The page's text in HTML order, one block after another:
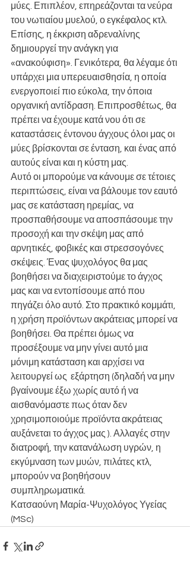
μύες. Επιπλέον, επηρεάζονται τα νεύρα
του νωτιαίου μυελού, ο εγκέφαλος κτλ.
Επίσης, η έκκριση αδρεναλίνης
δημιουργεί την ανάγκη για
«ανακούφιση». Γενικότερα, θα λέγαμε ότι
υπάρχει μια υπερευαισθησία, η οποία
ενεργοποιεί πιο εύκολα, την όποια
οργανική αντίδραση. Επιπροσθέτως, θα
πρέπει να έχουμε κατά νου ότι σε
καταστάσεις έντονου άγχους όλοι μας οι
μύες βρίσκονται σε ένταση, και ένας από
αυτούς είναι και η κύστη μας.
Αυτό οι μπορούμε να κάνουμε σε τέτοιες
περιπτώσεις, είναι να βάλουμε τον εαυτό
μας σε κατάσταση ηρεμίας, να
προσπαθήσουμε να αποσπάσουμε την
προσοχή και την σκέψη μας από
αρνητικές, φοβικές και στρεσσογόνες
σκέψεις. Ένας ψυχολόγος θα μας
βοηθήσει να διαχειριστούμε το άγχος
μας και να εντοπίσουμε από που
πηγάζει όλο αυτό. Στο πρακτικό κομμάτι,
η χρήση προϊόντων ακράτειας μπορεί να
βοηθήσει. Θα πρέπει όμως να
προσέξουμε να μην γίνει αυτό μια
μόνιμη κατάσταση και αρχίσει να
λειτουργεί ως  εξάρτηση (δηλαδή να μην
βγαίνουμε έξω χωρίς αυτό ή να
αισθανόμαστε πως όταν δεν
χρησιμοποιούμε προϊόντα ακράτειας
αυξάνεται το άγχος μας ). Αλλαγές στην
διατροφή, την κατανάλωση υγρών, η
εκγύμναση των μυών, πιλάτες κτλ,
μπορούν να βοηθήσουν
συμπληρωματικά.
Κατσαούνη Μαρία-Ψυχολόγος Υγείας
(MSc)